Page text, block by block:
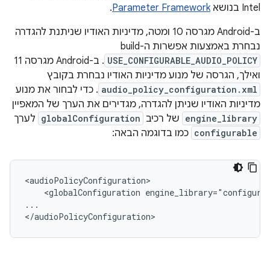
Intel בנושא
Parameter Framework
.
ב-Android מגרסה 10 ומטה, מדיניות האודיו שניתנת להגדרה
נבחרת באמצעות אפשרות ה-build‏
USE_CONFIGURABLE_AUDIO_POLICY
. ב-Android מגרסה 11
ואילך, הגרסה של מנוע מדיניות האודיו נבחרת בקובץ
audio_policy_configuration.xml . כדי לבחור את מנוע
מדיניות האודיו שניתן להגדרה, מגדירים את הערך של המאפיין
engine_library של רכיב globalConfiguration לערך
configurable כמו בדוגמה הבאה:
<audioPolicyConfiguration>
<globalConfiguration
...